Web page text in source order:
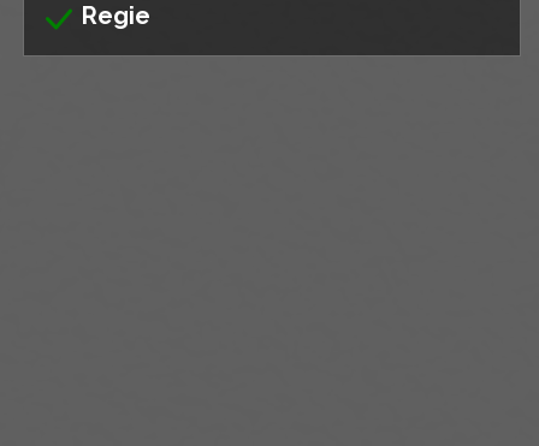
Regie